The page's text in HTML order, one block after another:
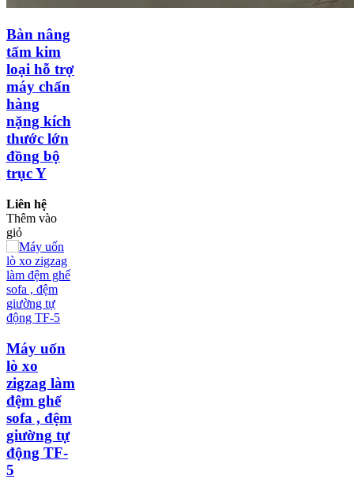
Bàn nâng
tấm kim
loại hỗ trợ
máy chấn
hàng
nặng kích
thước lớn
đồng bộ
trục Y
Liên hệ
Thêm vào
giỏ
Máy uốn
lò xo
zigzag làm
đệm ghế
sofa , đệm
giường tự
động TF-
5